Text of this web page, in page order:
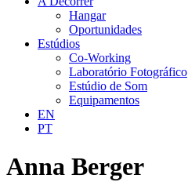
Hangar
Oportunidades
Estúdios
Co-Working
Laboratório Fotográfico
Estúdio de Som
Equipamentos
EN
PT
Anna Berger